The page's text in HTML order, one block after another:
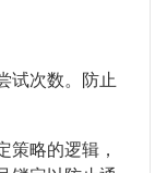
试次数。防止
策略的逻辑，